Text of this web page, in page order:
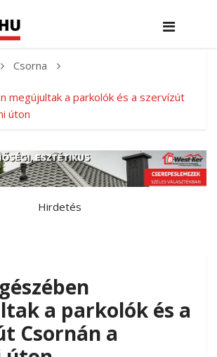
Csorna
megújultak a parkolók és a szervízút
úton
Hirdetés
a parkolók és a
Csornán a